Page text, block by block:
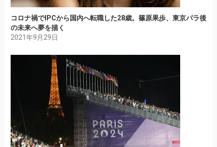
コロナ禍でIPCから国内へ転職した28歳。篠原果歩、東京パラ後
の未来へ夢を描く
2021年9月29日